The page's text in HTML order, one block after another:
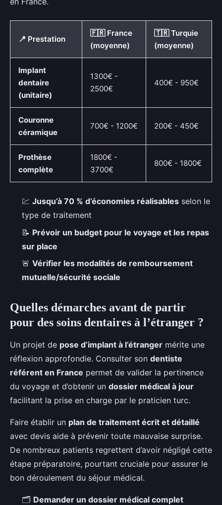
📍 Prestation
🇫🇷 France
(moyenne)
🇹🇷 Turquie
(moyenne)
Implant
dentaire
(unitaire)
1300€ -
2500€
400€ - 950€
Couronne
céramique
700€ - 1200€ 200€ - 450€
Prothèse
complète
1800€ -
3700€
800€ - 1800€
💹 Jusqu’à 70 % d’économies réalisables selon le
type de traitement
📝 Prévoir un budget pour le voyage et les repas
sur place
🚨 Vérifier les modalités de remboursement
mutuelle/sécurité sociale
Quelles démarches avant de partir
pour des soins dentaires à l’étranger ?
Un projet de pose d’implant à l’étranger mérite une
réflexion approfondie. Consulter son dentiste
référent en France permet de valider la pertinence
du voyage et d’obtenir un dossier médical à jour
facilitant la prise en charge par le praticien turc.
Faire établir un plan de traitement écrit et détaillé
avec devis aide à prévenir toute mauvaise surprise.
De nombreux patients regrettent d’avoir négligé cette
étape préparatoire, pourtant cruciale pour assurer le
bon déroulement du séjour médical.
🗂 Demander un dossier médical complet